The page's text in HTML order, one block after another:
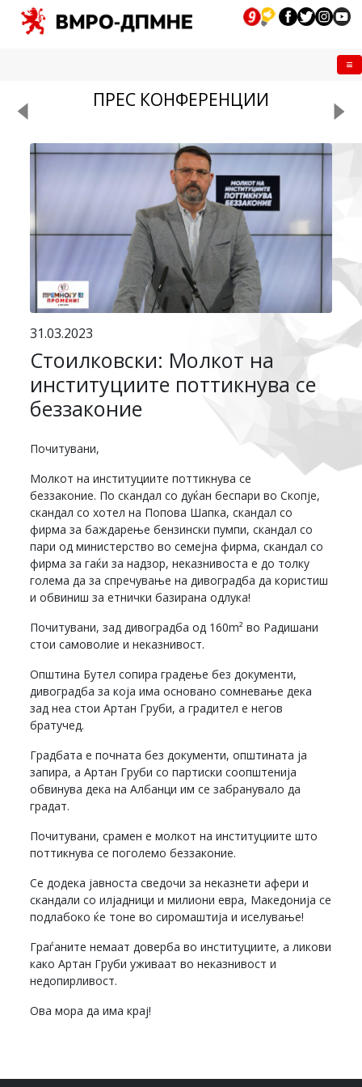
ПРЕС КОНФЕРЕНЦИИ
31.03.2023
Стоилковски: Молкот на
институциите поттикнува се
беззаконие
Почитувани,
Молкот на институциите поттикнува се
беззаконие. По скандал со дуќан беспари во Скопје,
скандал со хотел на Попова Шапка, скандал со
фирма за баждарење бензински пумпи, скандал со
пари од министерство во семејна фирма, скандал со
фирма за гаќи за надзор, неказнивоста е до толку
голема да за спречување на дивоградба да користиш
и обвиниш за етнички базирана одлука!
Почитувани, зад дивоградба од 160m² во Радишани
стои самоволие и неказнивост.
Општина Бутел сопира градење без документи,
дивоградба за која има основано сомневање дека
зад неа стои Артан Груби, а градител е негов
братучед.
Градбата е почната без документи, општината ја
запира, а Артан Груби со партиски соопштенија
обвинува дека на Албанци им се забранувало да
градат.
Почитувани, срамен е молкот на институциите што
поттикнува се поголемо беззаконие.
Се додека јавноста сведочи за неказнети афери и
скандали со илјадници и милиони евра, Македонија се
подлабоко ќе тоне во сиромаштија и иселување!
Граѓаните немаат доверба во институциите, а ликови
како Артан Груби уживаат во неказнивост и
недопирливост.
Ова мора да има крај!